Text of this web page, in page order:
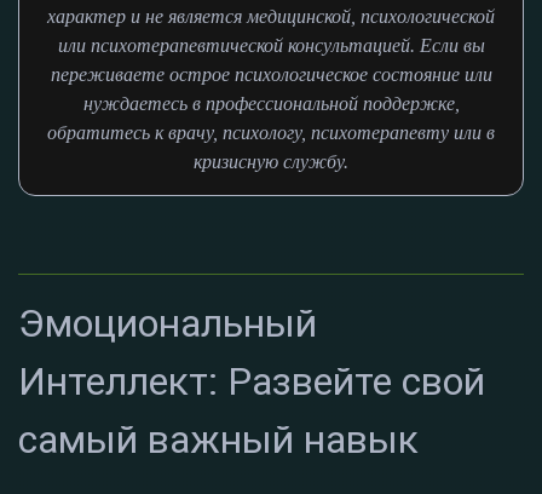
характер и не является медицинской, психологической
или психотерапевтической консультацией. Если вы
переживаете острое психологическое состояние или
нуждаетесь в профессиональной поддержке,
обратитесь к врачу, психологу, психотерапевту или в
кризисную службу.
Эмоциональный
Интеллект: Развейте свой
самый важный навык